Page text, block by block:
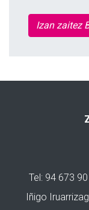
Izan zaitez
Tel: 94 673
Iñigo